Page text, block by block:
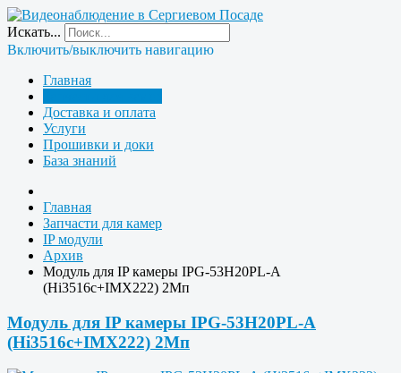
Искать...
Включить/выключить навигацию
Главная
Доставка и оплата
Услуги
Прошивки и доки
База знаний
Главная
Запчасти для камер
IP модули
Архив
Модуль для IP камеры IPG-53H20PL-A
(Hi3516c+IMX222) 2Мп
Модуль для IP камеры IPG-53H20PL-A
(Hi3516c+IMX222) 2Мп